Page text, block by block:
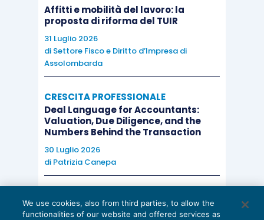
Affitti e mobilità del lavoro: la
proposta di riforma del TUIR
31 Luglio 2026
di Settore Fisco e Diritto d’Impresa di
Assolombarda
CRESCITA PROFESSIONALE
Deal Language for Accountants:
Valuation, Due Diligence, and the
Numbers Behind the Transaction
30 Luglio 2026
di Patrizia Canepa
EU AI Act e studi professionali: le
We use cookies, also from third parties, to allow the
functionalities of our website and offered services as